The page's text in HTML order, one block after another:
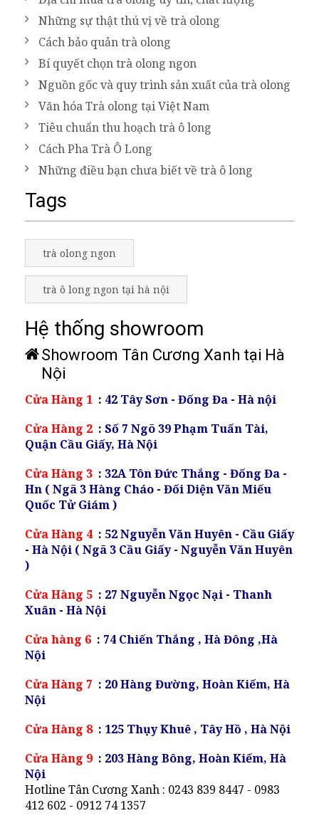
Những sự thật thú vị về trà olong
Cách bảo quản trà olong
Bí quyết chọn trà olong ngon
Nguồn gốc và quy trình sản xuất của trà olong
Văn hóa Trà olong tại Việt Nam
Tiêu chuẩn thu hoạch trà ô long
Cách Pha Trà Ô Long
Những điều bạn chưa biết về trà ô long
Tags
trà olong ngon
trà ô long ngon tại hà nội
Hệ thống showroom
Showroom Tân Cương Xanh tại Hà
Nội
Cửa Hàng 1 : 42 Tây Sơn - Đống Đa - Hà nội
Cửa Hàng 2 : Số 7 Ngõ 39 Phạm Tuấn Tài,
Quận Cầu Giấy, Hà Nội
Cửa Hàng 3 : 32A Tôn Đức Thắng - Đống Đa -
Hn ( Ngã 3 Hàng Cháo - Đối Diện Văn Miếu
Quốc Tử Giám )
Cửa Hàng 4 : 52 Nguyễn Văn Huyên - Cầu Giấy
- Hà Nội ( Ngã 3 Cầu Giấy - Nguyễn Văn Huyên
)
Cửa Hàng 5 : 27 Nguyễn Ngọc Nại - Thanh
Xuân - Hà Nội
Cửa hàng 6 : 74 Chiến Thắng , Hà Đông ,Hà
Nội
Cửa Hàng 7 : 20 Hàng Đường, Hoàn Kiếm, Hà
Nội
Cửa Hàng 8 : 125 Thụy Khuê , Tây Hồ , Hà Nội
Cửa Hàng 9 : 203 Hàng Bông, Hoàn Kiếm, Hà
Nội
Hotline Tân Cương Xanh : 0243 839 8447 - 0983
412 602 - 0912 74 1357